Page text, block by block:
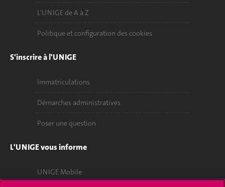
L'UNIGE de A à Z
Politique et configuration des cookies
S'inscrire à l'UNIGE
Immatriculations
Démarches administratives
Poser une question
L'UNIGE vous informe
UNIGE Mobile